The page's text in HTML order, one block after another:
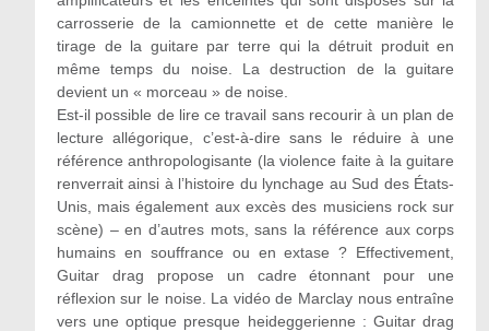
carrosserie de la camionnette et de cette manière le
tirage de la guitare par terre qui la détruit produit en
même temps du noise. La destruction de la guitare
devient un « morceau » de noise.
Est-il possible de lire ce travail sans recourir à un plan de
lecture allégorique, c’est-à-dire sans le réduire à une
référence anthropologisante (la violence faite à la guitare
renverrait ainsi à l’histoire du lynchage au Sud des États-
Unis, mais également aux excès des musiciens rock sur
scène) – en d’autres mots, sans la référence aux corps
humains en souffrance ou en extase ? Effectivement,
Guitar drag propose un cadre étonnant pour une
réflexion sur le noise. La vidéo de Marclay nous entraîne
vers une optique presque heideggerienne : Guitar drag